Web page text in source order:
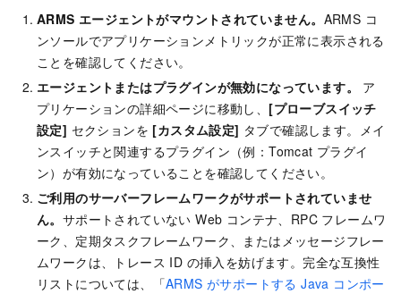
ARMS エージェントがマウントされていません。 ARMS コ
ンソールでアプリケーションメトリックが正常に表示される
ことを確認してください。
エージェントまたはプラグインが無効になっています。
ア
プリケーションの詳細ページに移動し、 [プローブスイッチ
設定] セクションを [カスタム設定] タブで確認します。メイ
ンスイッチと関連するプラグイン（例：Tomcat プラグイ
ン）が有効になっていることを確認してください。
ご利用のサーバーフレームワークがサポートされていませ
ん。 サポートされていない Web コンテナ、RPC フレームワ
ーク、定期タスクフレームワーク、またはメッセージフレー
ムワークは、トレース ID の挿入を妨げます。完全な互換性
リストについては、「ARMS がサポートする Java コンポー